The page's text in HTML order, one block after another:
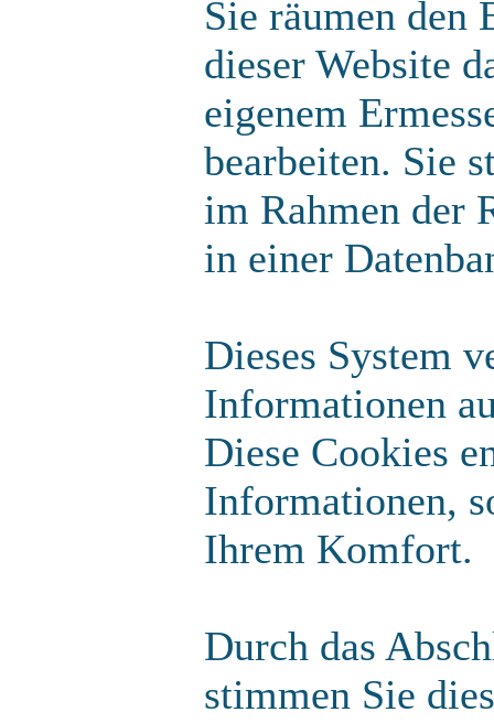
Sie räumen den
dieser Website
eigenem
bearbeiten. Sie
im Rahmen der
in einer
Dieses System
Informationen
Diese Cookies
Informationen,
Ihrem Komfort.
Durch das
stimmen Sie